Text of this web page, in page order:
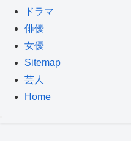
ドラマ
俳優
女優
Sitemap
芸人
Home